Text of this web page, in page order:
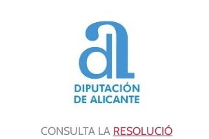
CONSULTA LA RESOLUCIÓ